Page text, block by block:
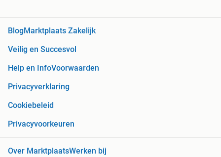
Blog Marktplaats Zakelijk
Veilig en Succesvol
Help en InfoVoorwaarden
Privacyverklaring
Cookiebeleid
Privacyvoorkeuren
Over MarktplaatsWerken bij